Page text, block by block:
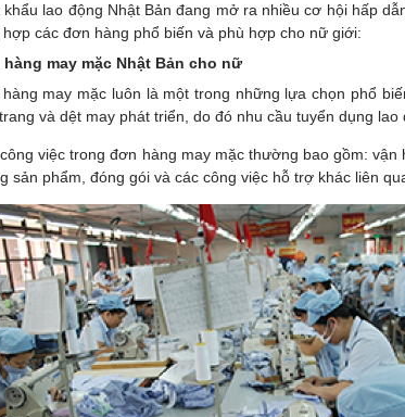
khẩu lao động Nhật Bản đang mở ra nhiều cơ hội hấp
hợp các đơn hàng phổ biến và phù hợp cho nữ giới:
may mặc Nhật Bản cho nữ
may mặc luôn là một trong những lựa chọn phổ
và dệt may phát triển, do đó nhu cầu tuyển dụng
việc trong đơn hàng may mặc thường bao gồm:
sản phẩm, đóng gói và các công việc hỗ trợ khác liên